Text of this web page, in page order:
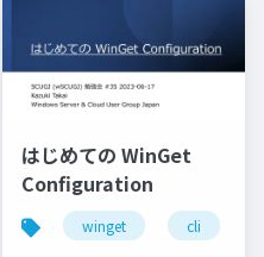
windows admin center wac
はじめての WinGet
Configuration
winget cli